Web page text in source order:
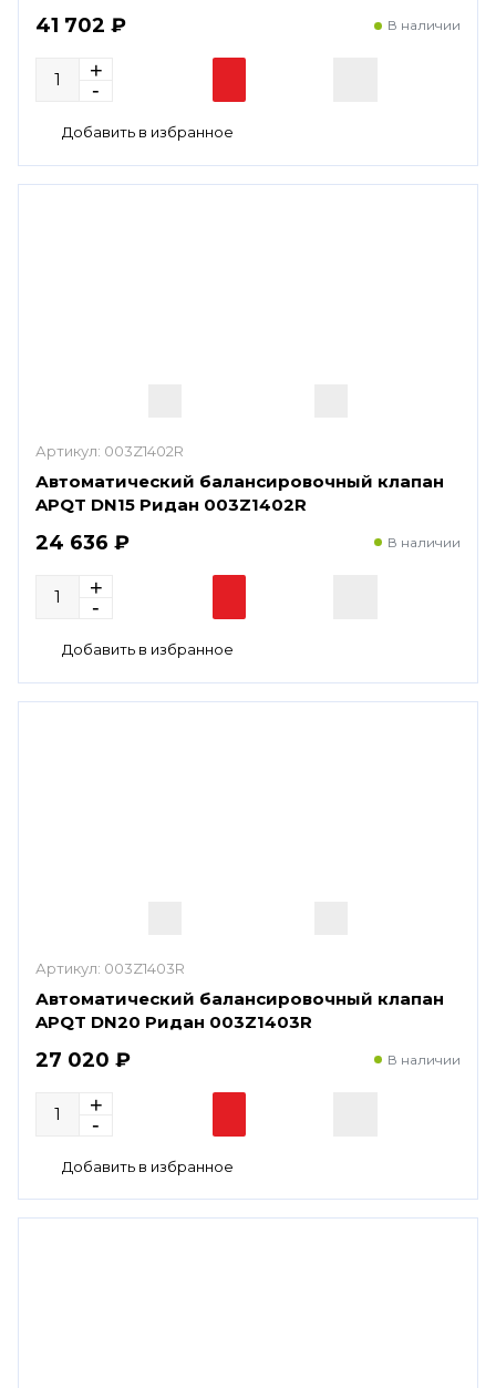
41 702 ₽ В наличии
Артикул: 003Z1402R
Автоматический балансировочный клапан
APQT DN15 Ридан 003Z1402R
24 636 ₽ В наличии
Артикул: 003Z1403R
Автоматический балансировочный клапан
APQT DN20 Ридан 003Z1403R
27 020 ₽ В наличии